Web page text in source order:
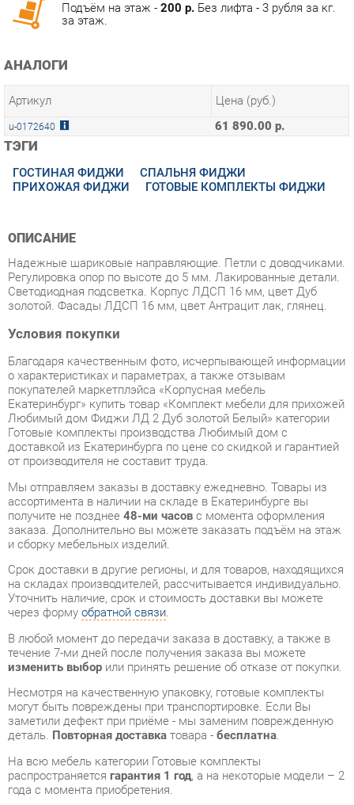
АНАЛОГИ
Артикул
u-0172640 61 890.00 р.
ТЭГИ
ГОСТИНАЯ ФИДЖИ СПАЛЬНЯ ФИДЖИ
ПРИХОЖАЯ ФИДЖИ
ОПИСАНИЕ
Регулировка опор по высоте до 5 мм. Лакированные детали.
Светодиодная подсветка. Корпус ЛДСП 16 мм, цвет Дуб
золотой. Фасады ЛДСП 16 мм, цвет Антрацит лак, глянец.
Условия покупки
Благодаря качественным фото, исчерпывающей информации
покупателей маркетплэйса «Корпусная мебель
Любимый дом Фиджи ЛД 2 Дуб золотой Белый» категории
Готовые комплекты производства Любимый дом с
доставкой из Екатеринбурга по цене со скидкой и гарантией
от производителя не составит труда.
Мы отправляем заказы в доставку ежедневно. Товары из
ассортимента в наличии на складе в Екатеринбурге вы
получите не позднее48-ми часовс момента оформления
и сборку мебельных изделий.
Срок доставки в другие регионы, и для товаров, находящихся
на складах производителей, рассчитывается индивидуально.
Уточнить наличие, срок и стоимость доставки вы можете
через формуобратной связи.
В любой момент до передачи заказа в доставку, а также в
течение 7-ми дней после получения заказа вы можете
изменить выборили принять решение об отказе от покупки.
могут быть повреждены при транспортировке. Если Вы
заметили дефект при приёме - мы заменим поврежденную
деталь.Повторная доставка товара -бесплатна.
На всю мебель категории Готовые комплекты
распространяетсягарантия 1 год, а на некоторые модели – 2
года с момента приобретения.
2 Дуб золотой Белый- это качественное изделие
производстваЛюбимый дом , соответствующее
современному государственному стандарту.